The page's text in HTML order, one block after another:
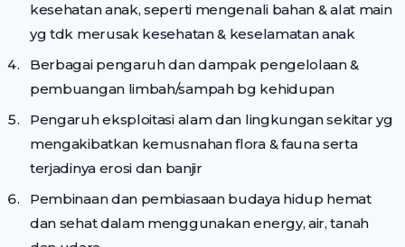
kesehatan anak, seperti mengenali bahan & alat main
yg tdk merusak kesehatan & keselamatan anak
Berbagai pengaruh dan dampak pengelolaan &
pembuangan limbah/sampah bg kehidupan
Pengaruh eksploitasi alam dan lingkungan sekitar yg
mengakibatkan kemusnahan flora & fauna serta
terjadinya erosi dan banjir
Pembinaan dan pembiasaan budaya hidup hemat
dan sehat dalam menggunakan energy, air, tanah